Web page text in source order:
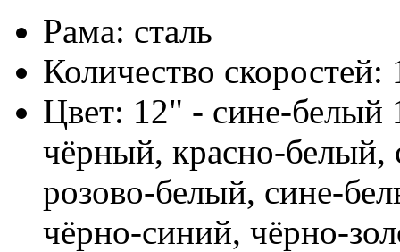
Рама: сталь
Количество скоростей:
Цвет: 12" - сине-белый
чёрный, красно-
розово-белый, сине-
чёрно-синий, чёрно-